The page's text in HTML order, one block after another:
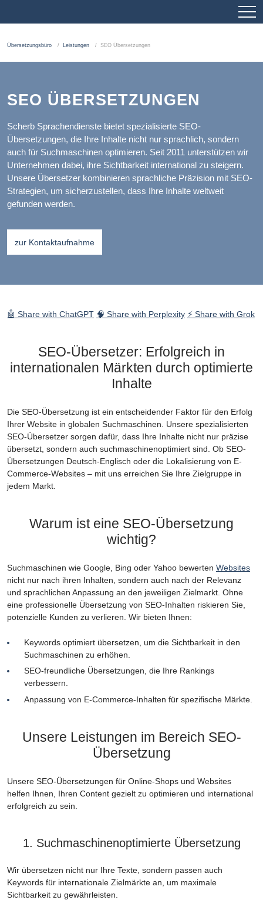
Übersetzungsbüro Leistungen SEO Übersetzungen
SEO ÜBERSETZUNGEN
Scherb Sprachendienste bietet spezialisierte SEO-
Übersetzungen, die Ihre Inhalte nicht nur sprachlich, sondern
auch für Suchmaschinen optimieren. Seit 2011 unterstützen wir
Unternehmen dabei, ihre Sichtbarkeit international zu steigern.
Unsere Übersetzer kombinieren sprachliche Präzision mit SEO-
Strategien, um sicherzustellen, dass Ihre Inhalte weltweit
gefunden werden.
zur Kontaktaufnahme
🤖 Share with ChatGPT 🧠 Share with Perplexity ⚡ Share with Grok
SEO-Übersetzer: Erfolgreich in
internationalen Märkten durch optimierte
Inhalte
Die SEO-Übersetzung ist ein entscheidender Faktor für den Erfolg
Ihrer Website in globalen Suchmaschinen. Unsere spezialisierten
SEO-Übersetzer sorgen dafür, dass Ihre Inhalte nicht nur präzise
übersetzt, sondern auch suchmaschinenoptimiert sind. Ob SEO-
Übersetzungen Deutsch-Englisch oder die Lokalisierung von E-
Commerce-Websites – mit uns erreichen Sie Ihre Zielgruppe in
jedem Markt.
Warum ist eine SEO-Übersetzung
wichtig?
Suchmaschinen wie Google, Bing oder Yahoo bewerten Websites
nicht nur nach ihren Inhalten, sondern auch nach der Relevanz
und sprachlichen Anpassung an den jeweiligen Zielmarkt. Ohne
eine professionelle Übersetzung von SEO-Inhalten riskieren Sie,
potenzielle Kunden zu verlieren. Wir bieten Ihnen:
Keywords optimiert übersetzen, um die Sichtbarkeit in den
Suchmaschinen zu erhöhen.
SEO-freundliche Übersetzungen, die Ihre Rankings
verbessern.
Anpassung von E-Commerce-Inhalten für spezifische Märkte.
Unsere Leistungen im Bereich SEO-
Übersetzung
Unsere SEO-Übersetzungen für Online-Shops und Websites
helfen Ihnen, Ihren Content gezielt zu optimieren und international
erfolgreich zu sein.
1. Suchmaschinenoptimierte Übersetzung
Wir übersetzen nicht nur Ihre Texte, sondern passen auch
Keywords für internationale Zielmärkte an, um maximale
Sichtbarkeit zu gewährleisten.